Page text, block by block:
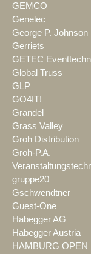
GEMCO
Genelec
George P. Johnson
Gerriets
GETEC
Global Truss
GLP
GO4IT!
Grandel
Grass Valley
Groh Distribution
Groh-P.A.
gruppe20
Gschwendtner
Guest-One
Habegger AG
Habegger Austria
HAMBURG OPEN